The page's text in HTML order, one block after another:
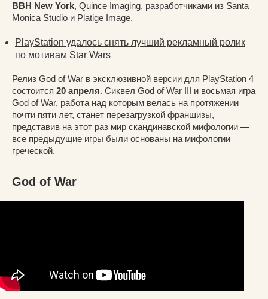
BBH New York, Quince Imaging, разработчиками из Santa
Monica Studio и Platige Image.
PlayStation удалось снять лучший рекламный ролик
по мотивам Star Wars
Релиз God of War в эксклюзивной версии для PlayStation 4
состоится 20 апреля. Сиквел God of War III и восьмая игра
God of War, работа над которым велась на протяжении
почти пяти лет, станет перезагрузкой франшизы,
представив на этот раз мир скандинавской мифологии —
все предыдущие игры были основаны на мифологии
греческой.
God of War